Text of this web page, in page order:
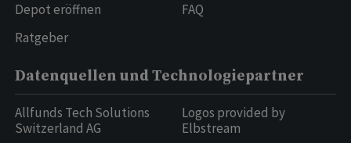
Depot eröffnen
Ratgeber
FAQ
Datenquellen und Technologiepartner
Allfunds Tech Solutions
Switzerland AG
Logos provided by
Elbstream